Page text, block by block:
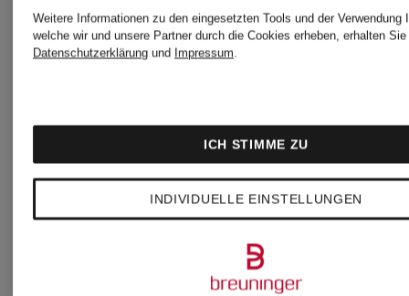
Weitere Informationen zu den eingesetzten Tools und der Verwendung
welche wir und unsere Partner durch die Cookies erheben, erhalten
Datenschutzerklärung und Impressum.
INDIVIDUELLE EINSTELLUNGEN
ICH STIMME ZU